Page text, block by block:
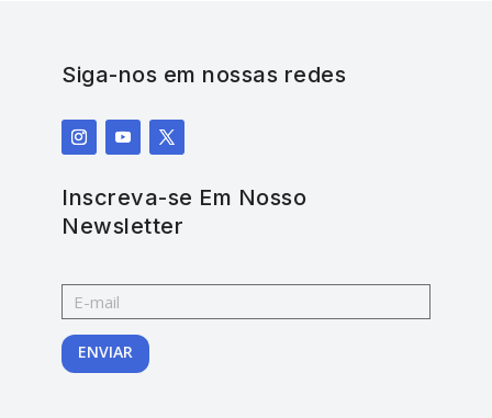
Siga-nos em nossas redes
Inscreva-se Em Nosso
Newsletter
ENVIAR